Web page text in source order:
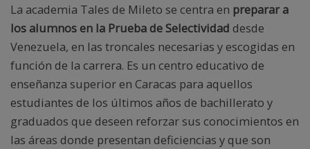
La academia Tales de Mileto se centra en preparar a
los alumnos en la Prueba de Selectividad desde
Venezuela, en las troncales necesarias y escogidas en
función de la carrera. Es un centro educativo de
enseñanza superior en Caracas para aquellos
estudiantes de los últimos años de bachillerato y
graduados que deseen reforzar sus conocimientos en
las áreas donde presentan deficiencias y que son